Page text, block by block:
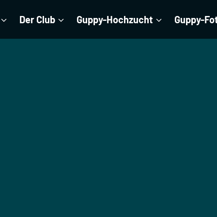
Der Club Guppy-Hochzucht Guppy-